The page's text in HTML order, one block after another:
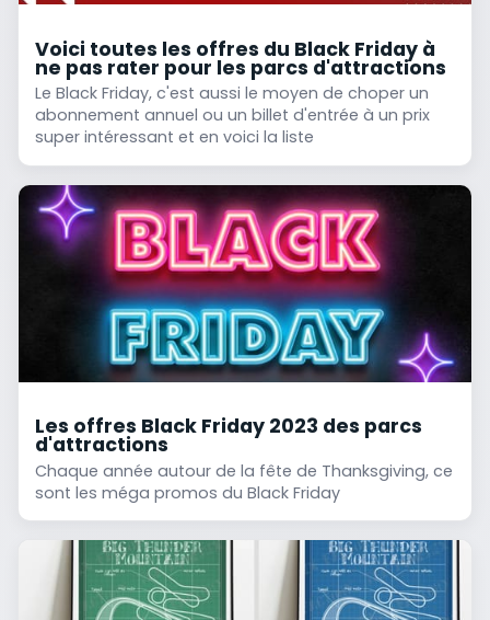
Voici toutes les offres du Black Friday à
ne pas rater pour les parcs d'attractions
Le Black Friday, c'est aussi le moyen de choper un
abonnement annuel ou un billet d'entrée à un prix
super intéressant et en voici la liste
Les offres Black Friday 2023 des parcs
d'attractions
Chaque année autour de la fête de Thanksgiving, ce
sont les méga promos du Black Friday